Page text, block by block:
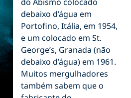
debaixo d’água em
Portofino, Itália, em 1954,
e um colocado em St.
George’s, Granada (não
debaixo d’água) em 1961.
Muitos mergulhadores
também sabem que o